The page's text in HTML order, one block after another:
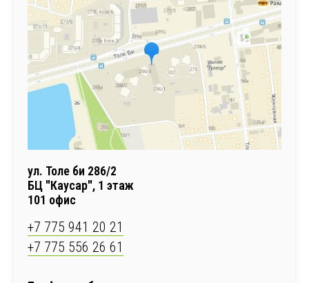
ул. Толе би 286/2
БЦ "Каусар", 1 этаж
101 офис
+7 775 941 20 21
+7 775 556 26 61